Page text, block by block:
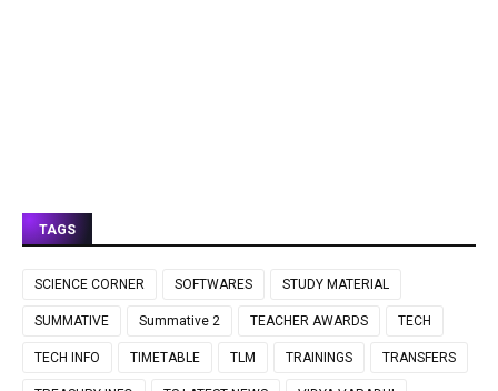
TAGS
SCIENCE CORNER SOFTWARES STUDY MATERIAL
SUMMATIVE Summative 2 TEACHER AWARDS TECH
TECH INFO TIMETABLE TLM TRAININGS TRANSFERS